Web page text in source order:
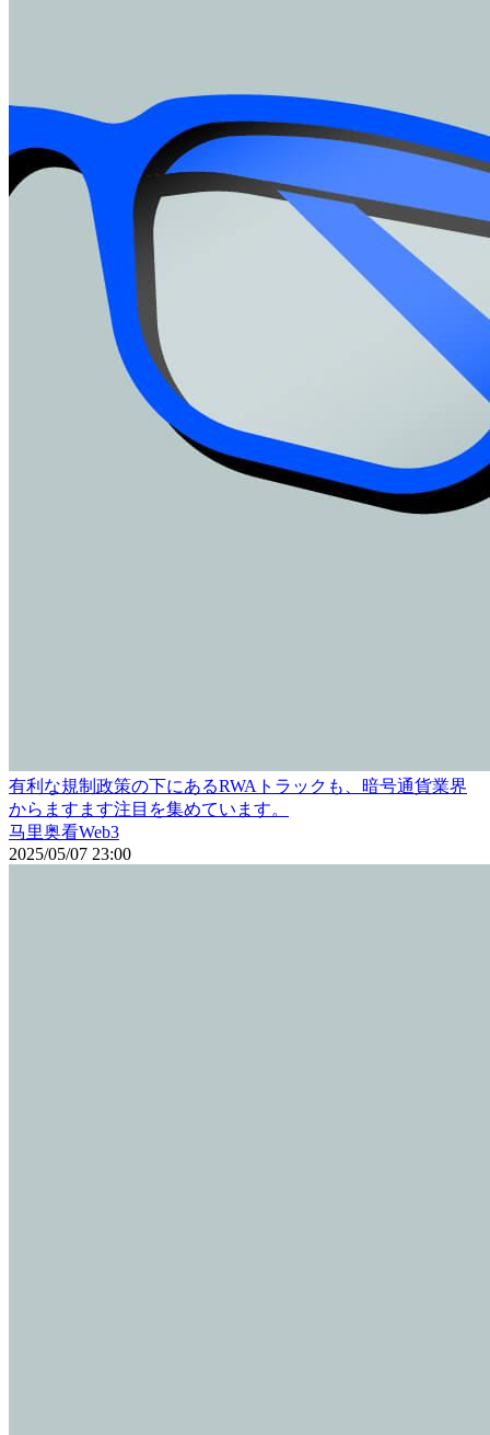
有利な規制政策の下にあるRWAトラックも、暗号通貨業界
からますます注目を集めています。
马里奥看Web3
2025/05/07 23:00